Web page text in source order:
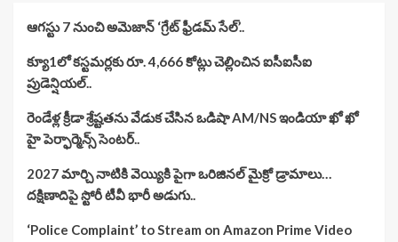
ఆగస్టు 7 నుంచి అమెజాన్ ‘గ్రేట్ ఫ్రీడమ్ సేల్’..
క్యూ1లో కస్టమర్లకు రూ. 4,666 కోట్లు చెల్లించిన ఐసీఐసీఐ
ప్రుడెన్షియల్..
రెండేళ్ల క్రీడా శ్రేష్టతను వేడుక చేసిన ఒడిషా AM/NS ఇండియా ఖో ఖో
హై పెర్ఫార్మెన్స్ సెంటర్..
2027 మార్చి నాటికి వెయ్యికి పైగా ఒరిజినల్ మైక్రో డ్రామాలు…
దక్షిణాదిపై స్టోరీ టీవీ భారీ అడుగు..
‘Police Complaint’ to Stream on Amazon Prime Video